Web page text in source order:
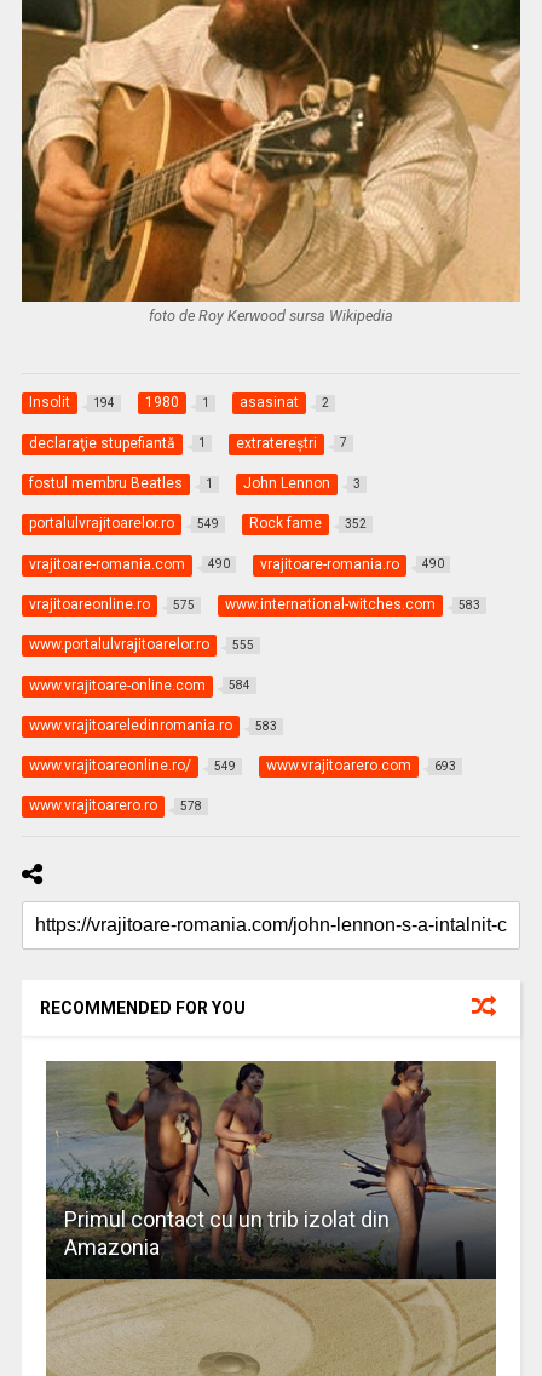
foto de Roy Kerwood sursa Wikipedia
Insolit 194 1980 1 asasinat 2
declaraţie stupefiantă 1 extratereştri 7
fostul membru Beatles 1 John Lennon 3
portalulvrajitoarelor.ro 549 Rock fame 352
vrajitoare-romania.com 490 vrajitoare-romania.ro 490
vrajitoareonline.ro 575 www.international-witches.com 583
www.portalulvrajitoarelor.ro 555
www.vrajitoare-online.com 584
www.vrajitoareledinromania.ro 583
www.vrajitoareonline.ro/ 549 www.vrajitoarero.com 693
www.vrajitoarero.ro 578
RECOMMENDED FOR YOU
Primul contact cu un trib izolat din
Amazonia